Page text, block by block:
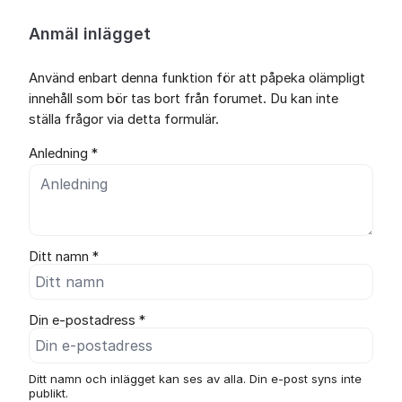
Anmäl inlägget
Använd enbart denna funktion för att påpeka olämpligt
innehåll som bör tas bort från forumet. Du kan inte
ställa frågor via detta formulär.
Anledning *
Ditt namn *
Din e-postadress *
Ditt namn och inlägget kan ses av alla. Din e-post syns inte
publikt.